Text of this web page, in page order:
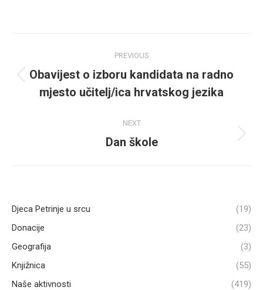
navigation
PREVIOUS
Previous
post:
Obavijest o izboru kandidata na radno
mjesto učitelj/ica hrvatskog jezika
NEXT
Next
Dan škole
Djeca Petrinje u srcu
(19)
Donacije
(23)
Geografija
(3)
Knjižnica
(55)
Naše aktivnosti
(419)